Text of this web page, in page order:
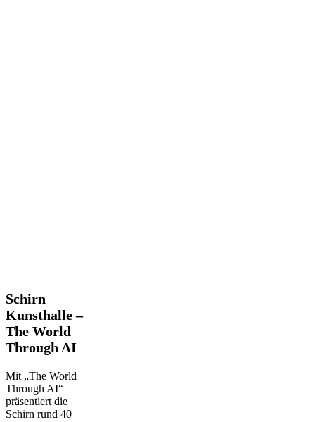
Schirn
Kunsthalle
–
The
World
AI
Schirn
Kunsthalle –
The World
Through AI
Mit „The World
Through AI“
präsentiert die
Schirn rund 40